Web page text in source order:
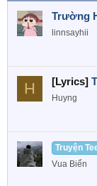
Trường
linnsayhii
H [Lyrics]
Huyng
Truyện
Vua Biển